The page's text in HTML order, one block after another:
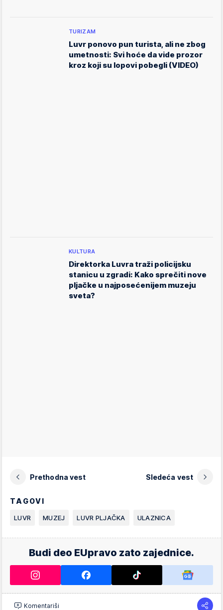
TURIZAM
Luvr ponovo pun turista, ali ne zbog
umetnosti: Svi hoće da vide prozor
kroz koji su lopovi pobegli (VIDEO)
KULTURA
Direktorka Luvra traži policijsku
stanicu u zgradi: Kako sprečiti nove
pljačke u najposećenijem muzeju
sveta?
Prethodna vest Sledeća vest
TAGOVI
LUVR MUZEJ LUVR PLJAČKA ULAZNICA
Budi deo EUpravo zato zajednice.
Komentariši